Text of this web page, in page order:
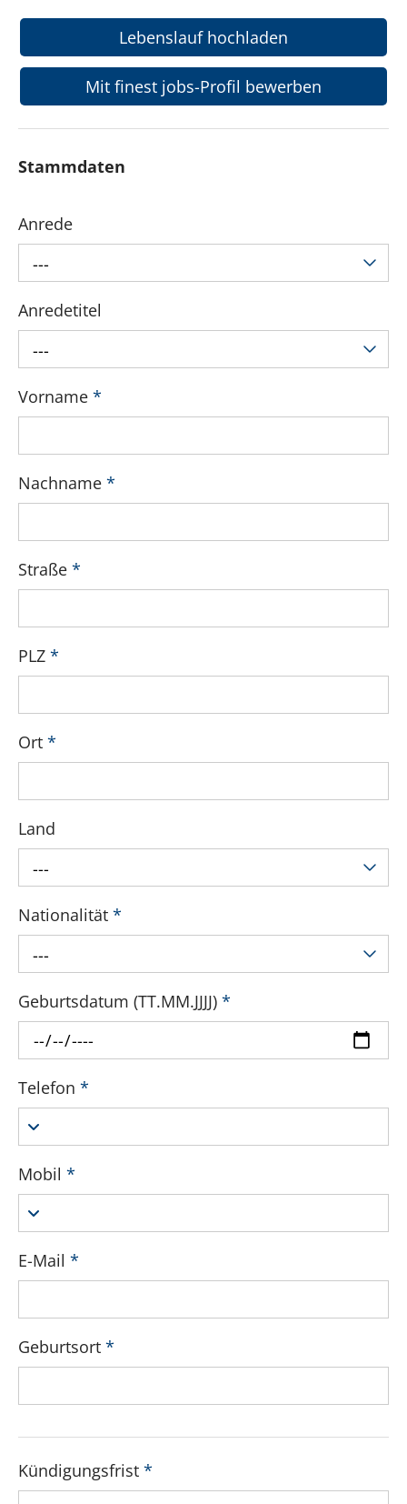
Lebenslauf hochladen
Mit finest jobs-Profil bewerben
Stammdaten
Anrede
---
Anredetitel
---
Vorname *
Nachname *
Straße *
PLZ *
Ort *
Land
---
Nationalität *
---
Geburtsdatum (TT.MM.JJJJ) *
Telefon *
Mobil *
E-Mail *
Geburtsort *
Kündigungsfrist *